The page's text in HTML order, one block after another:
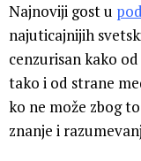
Najnoviji gost u
najuticajnijih
cenzurisan kako
tako i od strane
ko ne može zbog
znanje i